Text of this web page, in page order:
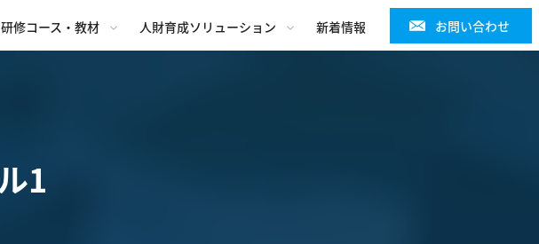
研修コース・教材 人財育成ソリューション 新着情報 お問い合わせ
1